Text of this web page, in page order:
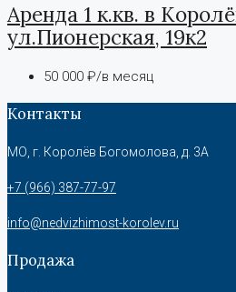
Аренда 1 к.кв. в
ул.Пионерская, 19к2
50 000 ₽/в месяц
Контакты
МО, г. Королёв Богомолова, д. 3А
+7 (966) 387-77-97
info@nedvizhimost-korolev.ru
Продажа